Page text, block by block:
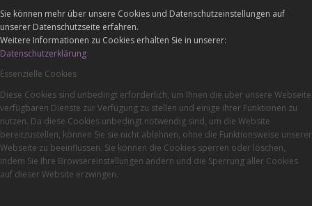
Sie können mehr über unsere Cookies und Datenschutzeinstellungen auf
unserer Datenschutzseite erfahren.
Weitere Informationen zu Cookies erhalten Sie in unserer:
Datenschutzerklärung
Essenzielle Cookies
Diese Cookies sind unbedingt erforderlich, um Ihnen die über unsere Webseite
verfügbaren Dienste zur Verfügung zu stellen und einige ihrer Funktionen zu
nutzen. Da diese Cookies unbedingt notwendig sind, um die Website
bereitzustellen, können Sie sie nicht ablehnen, ohne die Funktionsweise unserer
Webseite zu beeinflussen. Sie können die Cookies sperren oder löschen,
indem Sie Ihre Browsereinstellungen ändern und die Sperrung aller Cookies
auf dieser Website erzwingen.